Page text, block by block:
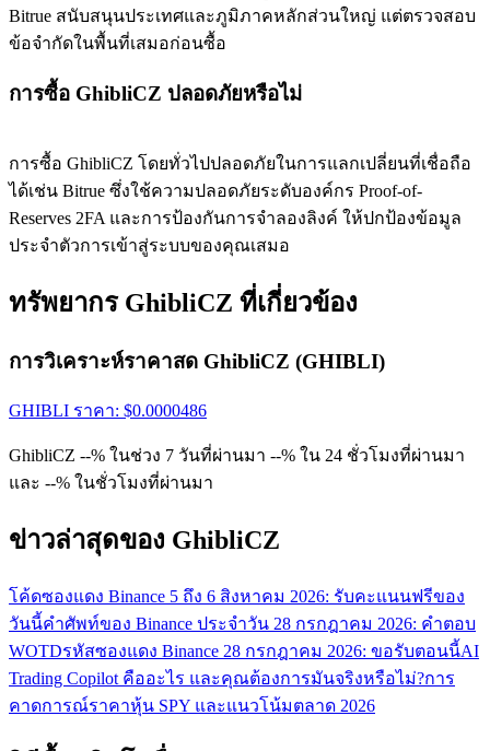
Bitrue สนับสนุนประเทศและภูมิภาคหลักส่วนใหญ่ แต่ตรวจสอบ
ข้อจำกัดในพื้นที่เสมอก่อนซื้อ
การซื้อ GhibliCZ ปลอดภัยหรือไม่
การซื้อ GhibliCZ โดยทั่วไปปลอดภัยในการแลกเปลี่ยนที่เชื่อถือ
ได้เช่น Bitrue ซึ่งใช้ความปลอดภัยระดับองค์กร Proof-of-
Reserves 2FA และการป้องกันการจำลองลิงค์ ให้ปกป้องข้อมูล
ประจำตัวการเข้าสู่ระบบของคุณเสมอ
ทรัพยากร GhibliCZ ที่เกี่ยวข้อง
การวิเคราะห์ราคาสด GhibliCZ (GHIBLI)
GHIBLI ราคา: $0.0000486
GhibliCZ --% ในช่วง 7 วันที่ผ่านมา --% ใน 24 ชั่วโมงที่ผ่านมา
และ --% ในชั่วโมงที่ผ่านมา
ข่าวล่าสุดของ GhibliCZ
โค้ดซองแดง Binance 5 ถึง 6 สิงหาคม 2026: รับคะแนนฟรีของ
วันนี้คำศัพท์ของ Binance ประจำวัน 28 กรกฎาคม 2026: คำตอบ
WOTDรหัสซองแดง Binance 28 กรกฎาคม 2026: ขอรับตอนนี้AI
Trading Copilot คืออะไร และคุณต้องการมันจริงหรือไม่?การ
คาดการณ์ราคาหุ้น SPY และแนวโน้มตลาด 2026